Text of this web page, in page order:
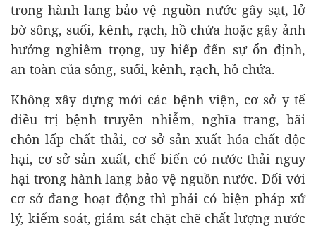
trong hành lang bảo vệ nguồn nước gây sạt, lở
bờ sông, suối, kênh, rạch, hồ chứa hoặc gây ảnh
hưởng nghiêm trọng, uy hiếp đến sự ổn định,
an toàn của sông, suối, kênh, rạch, hồ chứa.
Không xây dựng mới các bệnh viện, cơ sở y tế
điều trị bệnh truyền nhiễm, nghĩa trang, bãi
chôn lấp chất thải, cơ sở sản xuất hóa chất độc
hại, cơ sở sản xuất, chế biến có nước thải nguy
hại trong hành lang bảo vệ nguồn nước. Đối với
cơ sở đang hoạt động thì phải có biện pháp xử
lý, kiểm soát, giám sát chặt chẽ chất lượng nước